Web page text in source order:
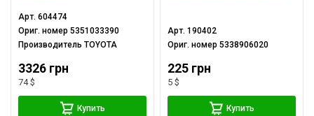
Арт.604474
Ориг. номер5351033390
ПроизводительTOYOTA
3326 грн
74 $
Купить
Арт.190402
Ориг. номер5338906020
225 грн
5 $
Купить